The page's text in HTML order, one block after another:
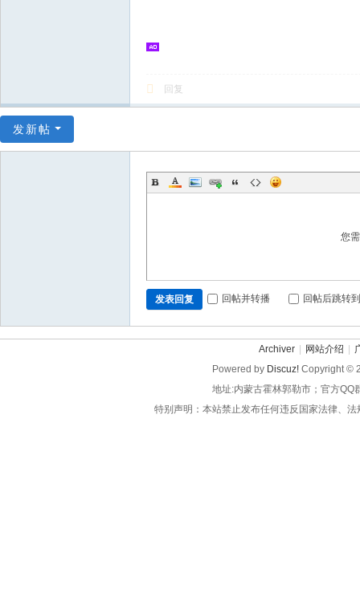
回复
发新帖
您
发表回复 回帖并转播 回帖后跳转
Archiver 网站介绍
Powered by Discuz! Copyright ©
地址:内蒙古霍林郭勒市；官方QQ
特别声明：本站禁止发布任何违反国家法律、